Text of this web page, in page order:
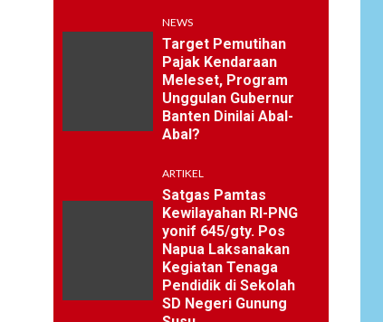
NEWS
Target Pemutihan
Pajak Kendaraan
Meleset, Program
Unggulan Gubernur
Banten Dinilai Abal-
Abal?
ARTIKEL
Satgas Pamtas
Kewilayahan RI-PNG
yonif 645/gty. Pos
Napua Laksanakan
Kegiatan Tenaga
Pendidik di Sekolah
SD Negeri Gunung